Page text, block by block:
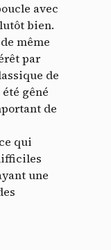
avec
bien.
même
par
de
gêné
de
qui
une